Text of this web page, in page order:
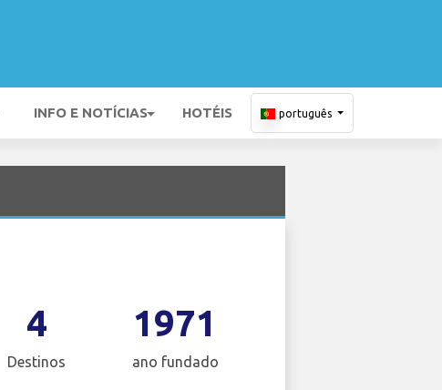
INFO E NOTÍCIAS HOTÉIS português
4
Destinos
1971
ano fundado